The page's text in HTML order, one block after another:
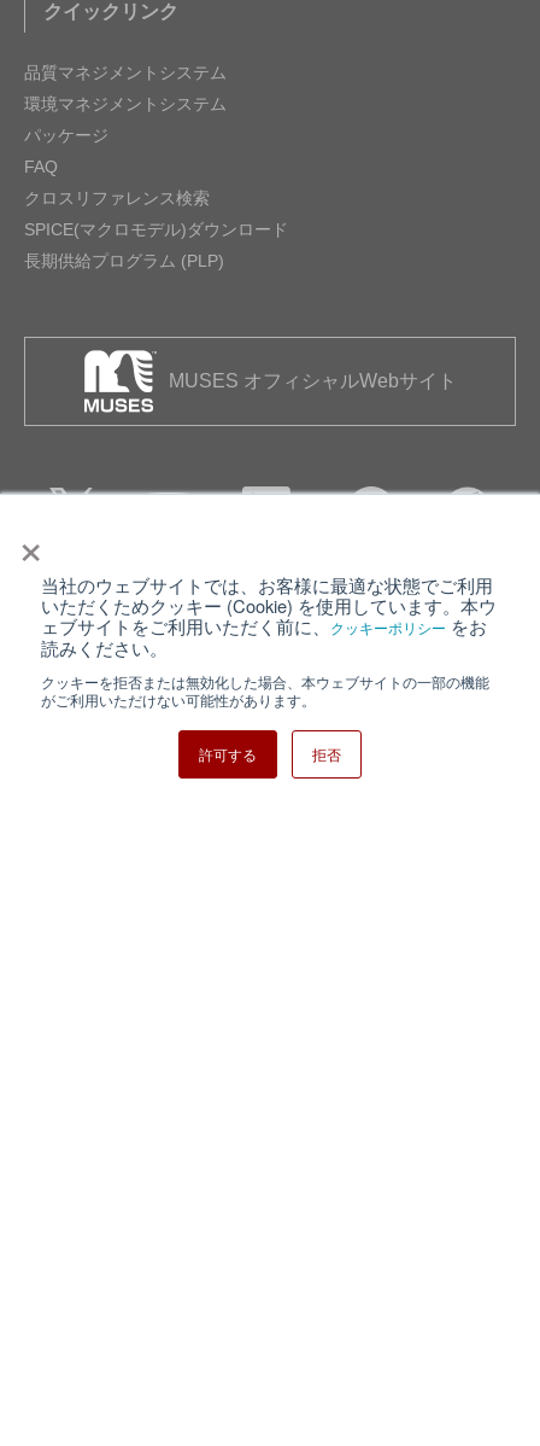
×
当社のウェブサイトでは、お客様に最適な状態でご利用
いただくためクッキー (Cookie) を使用しています。本ウ
ェブサイトをご利用いただく前に、
クッキーポリシー をお
読みください。
クッキーを拒否または無効化した場合、本ウェブサイトの一部の機能
がご利用いただけない可能性があります。
許可する 拒否
クイックリンク
品質マネジメントシステム
環境マネジメントシステム
パッケージ
FAQ
クロスリファレンス検索
SPICE(マクロモデル)ダウンロード
長期供給プログラム (PLP)
MUSES オフィシャルWebサイト
個人情報保護について ウェブサイト利用規約
クッキーポリシー
日清紡ホールディングス
Copyright ⓒ Nisshinbo Micro Devices Inc. All Rights Reserved.